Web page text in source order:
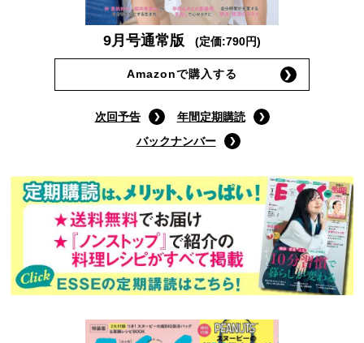
9月号通常版 (定価:790円)
Amazonで購入する
次回予告
年間定期購読
バックナンバー